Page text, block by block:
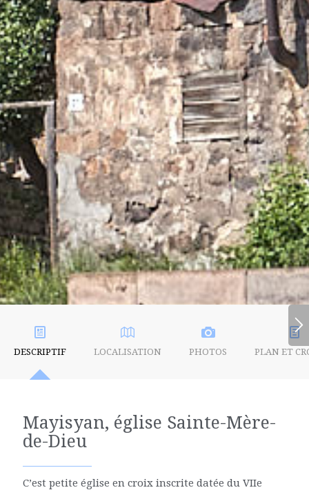
DESCRIPTIF LOCALISATION PHOTOS PLAN ET
Mayisyan, église Sainte-Mère-
de-Dieu
C’est petite église en croix inscrite datée du VIIe